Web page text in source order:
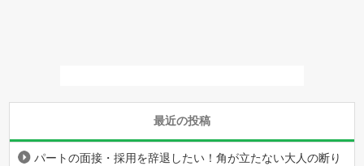
最近の投稿
パートの面接・採用を辞退したい！角が立たない大人の断り